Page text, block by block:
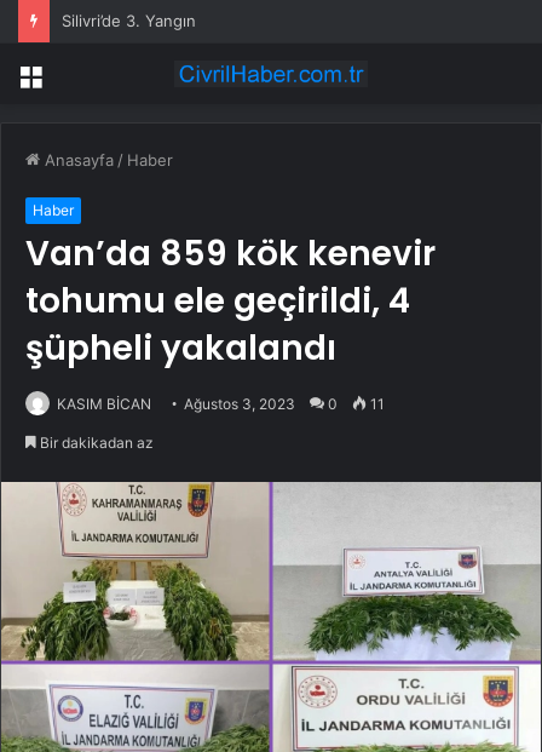
Silivri’de 3. Yangın
Menü
Anasayfa / Haber
Haber
Van’da 859 kök kenevir
tohumu ele geçirildi, 4
şüpheli yakalandı
KASIM BİCAN Ağustos 3, 2023 0 11
Bir dakikadan az